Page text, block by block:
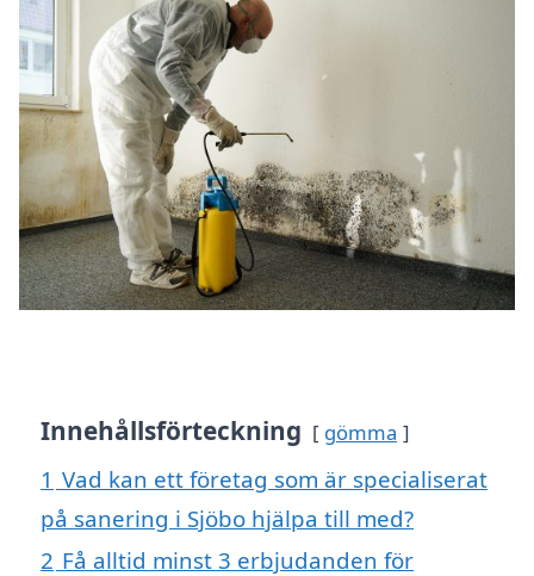
Innehållsförteckning gömma
1 Vad kan ett företag som är specialiserat
på sanering i Sjöbo hjälpa till med?
2 Få alltid minst 3 erbjudanden för